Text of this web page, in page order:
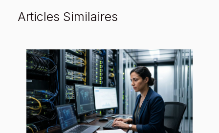
Articles Similaires